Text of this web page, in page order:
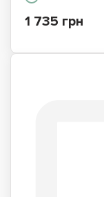
1 735 грн